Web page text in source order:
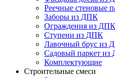
Реечные стеновые
Заборы из ДПК
Ограждения из ДПК
Ступени из ДПК
Лавочный брус из
Садовый паркет
Комплектующие
Строительные смеси